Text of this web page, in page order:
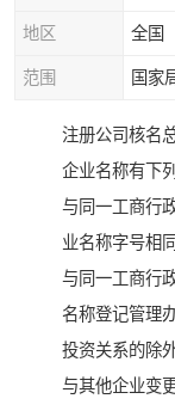
地区 全国
范围 国家
注册公司核名
企业名称有下
与同一工商行
业名称字号相
与同一工商行
名称登记管理
投资关系的除外
与其他企业变